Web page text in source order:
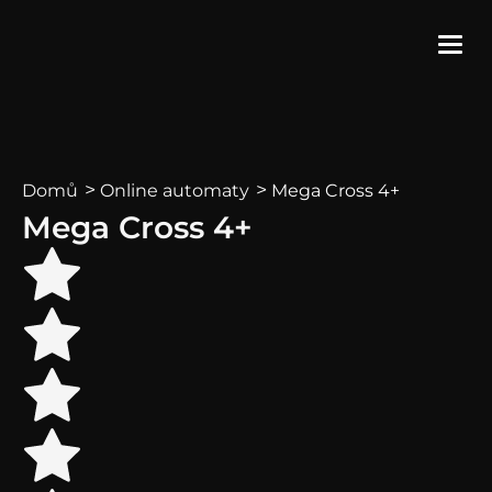
Domů > Online automaty > Mega Cross 4+
Mega Cross 4+